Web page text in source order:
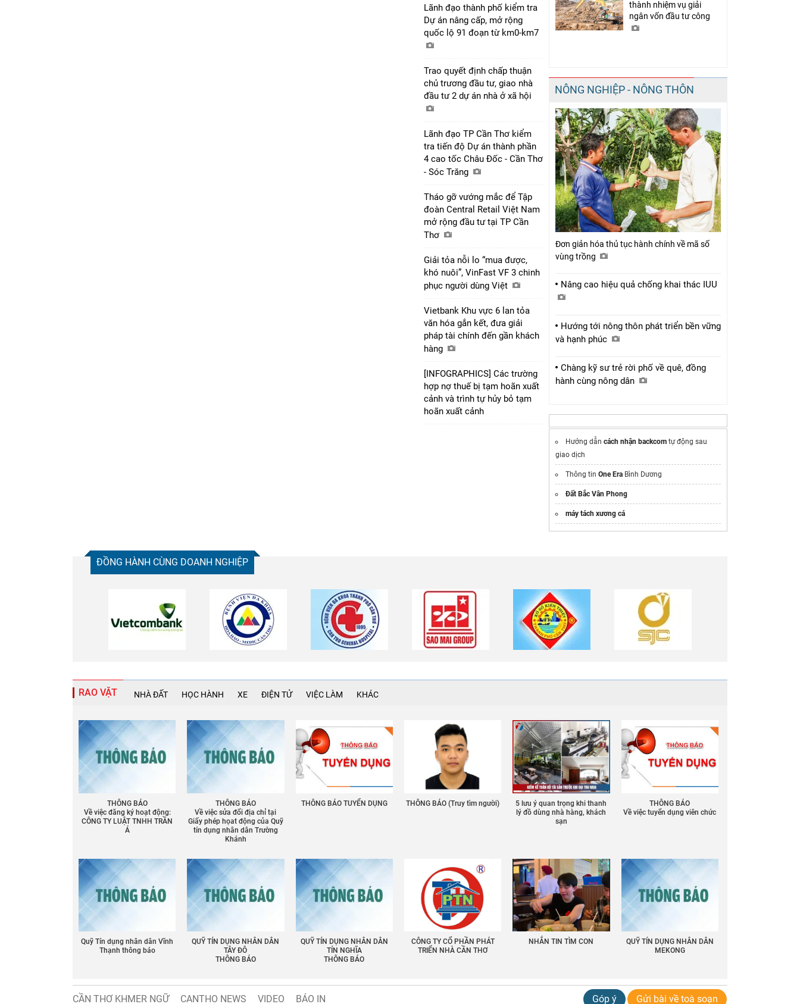
Lãnh đạo thành phố kiểm tra
Dự án nâng cấp, mở rộng
quốc lộ 91 đoạn từ km0-km7
Trao quyết định chấp thuận
chủ trương đầu tư, giao nhà
đầu tư 2 dự án nhà ở xã hội
Lãnh đạo TP Cần Thơ kiểm
tra tiến độ Dự án thành phần
4 cao tốc Châu Đốc - Cần Thơ
- Sóc Trăng
Tháo gỡ vướng mắc để Tập
đoàn Central Retail Việt Nam
mở rộng đầu tư tại TP Cần
Thơ
Giải tỏa nỗi lo “mua được,
khó nuôi”, VinFast VF 3 chinh
phục người dùng Việt
Vietbank Khu vực 6 lan tỏa
văn hóa gắn kết, đưa giải
pháp tài chính đến gần khách
hàng
[INFOGRAPHICS] Các trường
hợp nợ thuế bị tạm hoãn xuất
cảnh và trình tự hủy bỏ tạm
hoãn xuất cảnh
thành nhiệm vụ giải
ngân vốn đầu tư công
NÔNG NGHIỆP - NÔNG THÔN
Đơn giản hóa thủ tục hành chính về mã số
vùng trồng
Nâng cao hiệu quả chống khai thác IUU
Hướng tới nông thôn phát triển bền vững
và hạnh phúc
Chàng kỹ sư trẻ rời phố về quê, đồng
hành cùng nông dân
Hướng dẫn cách nhận backcom tự động sau
giao dịch
Thông tin One Era Bình Dương
Đất Bắc Vân Phong
máy tách xương cá
ĐỒNG HÀNH CÙNG DOANH NGHIỆP
RAO VẶT NHÀ ĐẤT HỌC HÀNH XE ĐIỆN TỬ VIỆC LÀM KHÁC
THÔNG BÁO
Về việc đăng ký hoạt động:
CÔNG TY LUẬT TNHH TRẦN
Á
THÔNG BÁO
Về việc sửa đổi địa chỉ tại
Giấy phép họat động của Quỹ
tín dụng nhân dân Trường
Khánh
THÔNG BÁO TUYỂN DỤNG THÔNG BÁO (Truy tìm người)
5 lưu ý quan trọng khi thanh
lý đồ dùng nhà hàng, khách
sạn
THÔNG BÁO
Về việc tuyển dụng viên chức
Quỹ Tín dụng nhân dân Vĩnh
Thạnh thông báo
QUỸ TÍN DỤNG NHÂN DÂN
TÂY ĐÔ
THÔNG BÁO
QUỸ TÍN DỤNG NHÂN DÂN
TÍN NGHĨA
THÔNG BÁO
CÔNG TY CỔ PHẦN PHÁT
TRIỂN NHÀ CẦN THƠ
NHẮN TIN TÌM CON
QUỸ TÍN DỤNG NHÂN DÂN
MEKONG
CẦN THƠ KHMER NGỮ CANTHO NEWS VIDEO BÁO IN Góp ý Gửi bài về toà soạn